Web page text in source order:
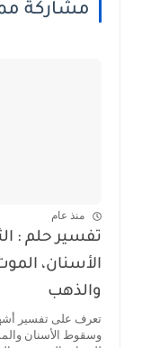
مشاركة
منذ عام
تفسير حلم :
الأسنان،
والذهب
تعرف على تفسير أشهر
وسقوط الأسنان